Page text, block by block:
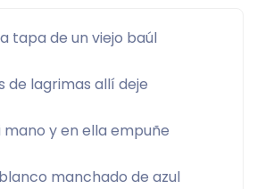
tapa de un viejo baúl
de lagrimas allí deje
mano y en ella empuñe
manchado de azul